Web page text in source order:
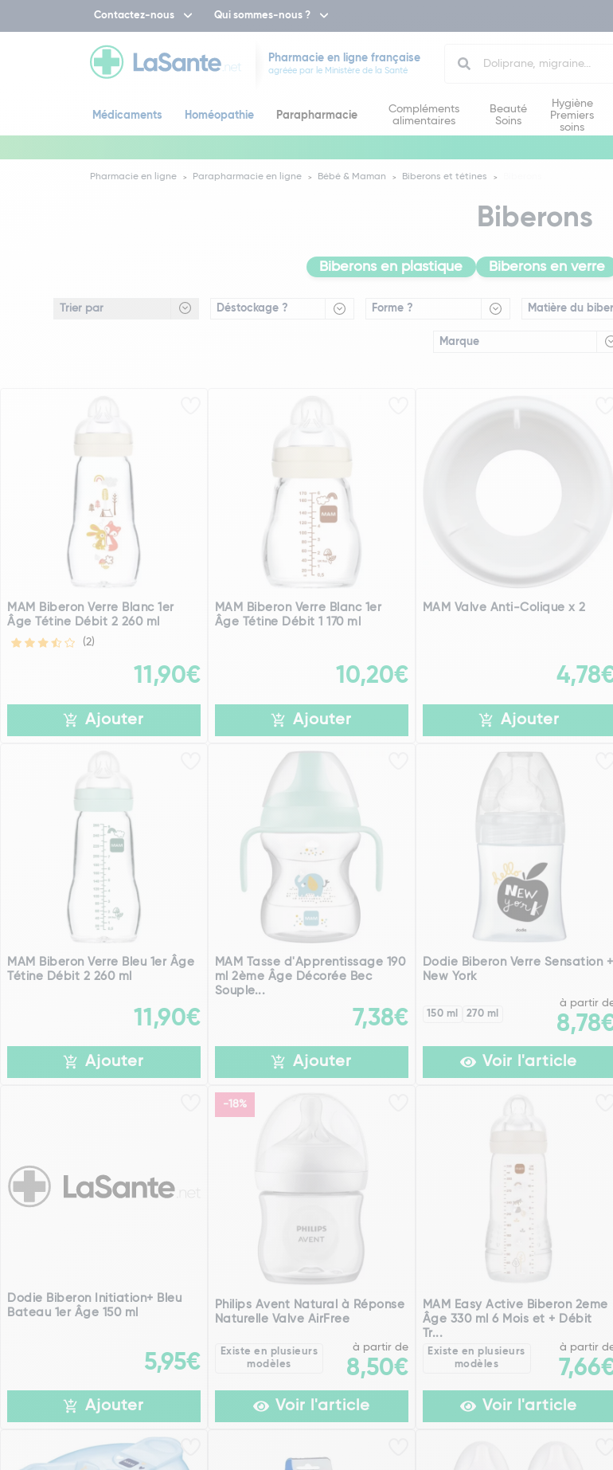
Contactez-nous Qui sommes-nous ?
Pharmacie en ligne française
agréée par le Ministère de la Santé
Médicaments Homéopathie Parapharmacie
Compléments
alimentaires
Beauté
Soins
Hygiène
Premiers
soins
Pharmacie en ligne Parapharmacie en ligne Bébé & Maman Biberons et tétines
Biberons
Biberons en plastique Biberons en verre
Déstockage ? Forme ? Matière du
Marque
MAM Biberon Verre Blanc 1er
Âge Tétine Débit 2 260 ml
(2)
11,90€
Ajouter
MAM Biberon Verre Blanc 1er
Âge Tétine Débit 1 170 ml
10,20€
Ajouter
MAM Valve Anti-Colique x 2
Ajouter
MAM Biberon Verre Bleu 1er Âge
Tétine Débit 2 260 ml
11,90€
Ajouter
MAM Tasse d'Apprentissage 190
ml 2ème Âge Décorée Bec
Souple...
7,38€
Ajouter
Dodie Biberon Verre Sensation +
New York
150 ml 270 ml
à partir
Voir l'article
Dodie Biberon Initiation+ Bleu
Bateau 1er Âge 150 ml
5,95€
Ajouter
-18%
Philips Avent Natural à Réponse
Naturelle Valve AirFree
Existe en plusieurs
modèles
à partir de
8,50€
Voir l'article
MAM Easy Active Biberon 2eme
Âge 330 ml 6 Mois et + Débit
Tr...
Existe en plusieurs
modèles
à partir
Voir l'article